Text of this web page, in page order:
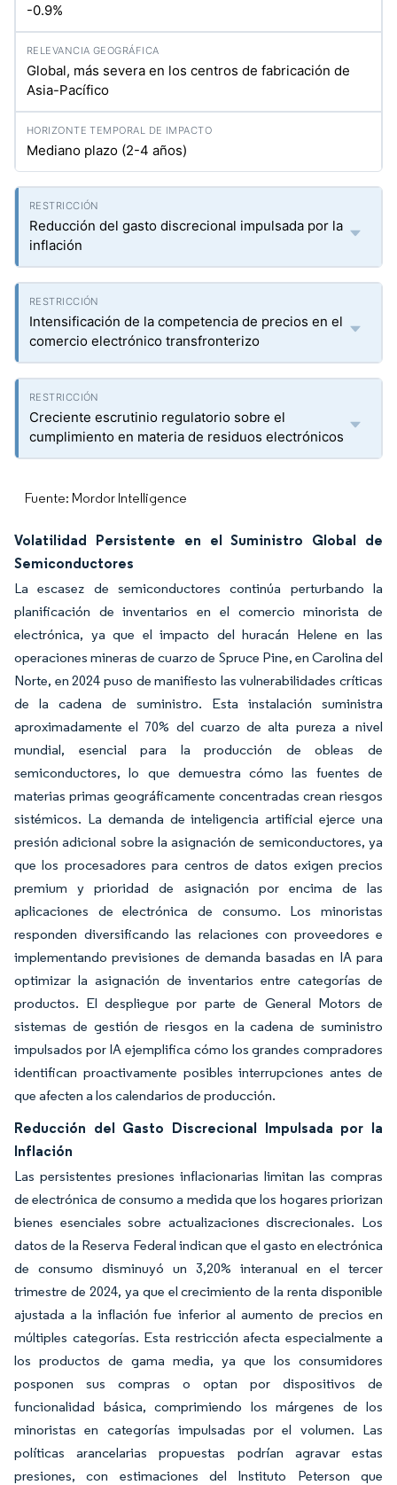
-0.9%
Global, más severa en los centros de fabricación de
Asia-Pacífico
Mediano plazo (2-4 años)
Reducción del gasto discrecional impulsada por la
inflación
Intensificación de la competencia de precios en el
comercio electrónico transfronterizo
Creciente escrutinio regulatorio sobre el
cumplimiento en materia de residuos electrónicos
Fuente: Mordor Intelligence
Volatilidad Persistente en el Suministro Global de
Semiconductores
La escasez de semiconductores continúa perturbando la
planificación de inventarios en el comercio minorista de
electrónica, ya que el impacto del huracán Helene en las
operaciones mineras de cuarzo de Spruce Pine, en Carolina del
Norte, en 2024 puso de manifiesto las vulnerabilidades críticas
de la cadena de suministro. Esta instalación suministra
aproximadamente el 70% del cuarzo de alta pureza a nivel
mundial, esencial para la producción de obleas de
semiconductores, lo que demuestra cómo las fuentes de
materias primas geográficamente concentradas crean riesgos
sistémicos. La demanda de inteligencia artificial ejerce una
presión adicional sobre la asignación de semiconductores, ya
que los procesadores para centros de datos exigen precios
premium y prioridad de asignación por encima de las
aplicaciones de electrónica de consumo. Los minoristas
responden diversificando las relaciones con proveedores e
implementando previsiones de demanda basadas en IA para
optimizar la asignación de inventarios entre categorías de
productos. El despliegue por parte de General Motors de
sistemas de gestión de riesgos en la cadena de suministro
impulsados por IA ejemplifica cómo los grandes compradores
identifican proactivamente posibles interrupciones antes de
que afecten a los calendarios de producción.
Reducción del Gasto Discrecional Impulsada por la
Inflación
Las persistentes presiones inflacionarias limitan las compras
de electrónica de consumo a medida que los hogares priorizan
bienes esenciales sobre actualizaciones discrecionales. Los
datos de la Reserva Federal indican que el gasto en electrónica
de consumo disminuyó un 3,20% interanual en el tercer
trimestre de 2024, ya que el crecimiento de la renta disponible
ajustada a la inflación fue inferior al aumento de precios en
múltiples categorías. Esta restricción afecta especialmente a
los productos de gama media, ya que los consumidores
posponen sus compras o optan por dispositivos de
funcionalidad básica, comprimiendo los márgenes de los
minoristas en categorías impulsadas por el volumen. Las
políticas arancelarias propuestas podrían agravar estas
presiones, con estimaciones del Instituto Peterson que